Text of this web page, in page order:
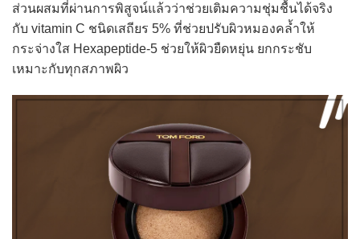
ส่วนผสมที่ผ่านการพิสูจน์แล้วว่าช่วยเติมความชุ่มชื้นได้จริง
กับ vitamin C ชนิดเสถียร 5% ที่ช่วยปรับผิวหมองคล้ำให้
กระจ่างใส Hexapeptide-5 ช่วยให้ผิวยืดหยุ่น ยกกระชับ
เหมาะกับทุกสภาพผิว